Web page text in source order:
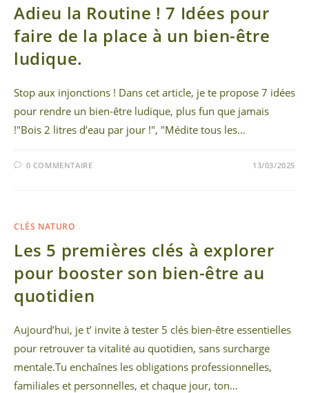
Adieu la Routine ! 7 Idées pour
faire de la place à un bien-être
ludique.
Stop aux injonctions ! Dans cet article, je te propose 7 idées
pour rendre un bien-être ludique, plus fun que jamais
!"Bois 2 litres d’eau par jour !", "Médite tous les…
0 COMMENTAIRE 13/03/2025
CLÉS NATURO
Les 5 premières clés à explorer
pour booster son bien-être au
quotidien
Aujourd’hui, je t’ invite à tester 5 clés bien-être essentielles
pour retrouver ta vitalité au quotidien, sans surcharge
mentale.Tu enchaînes les obligations professionnelles,
familiales et personnelles, et chaque jour, ton…